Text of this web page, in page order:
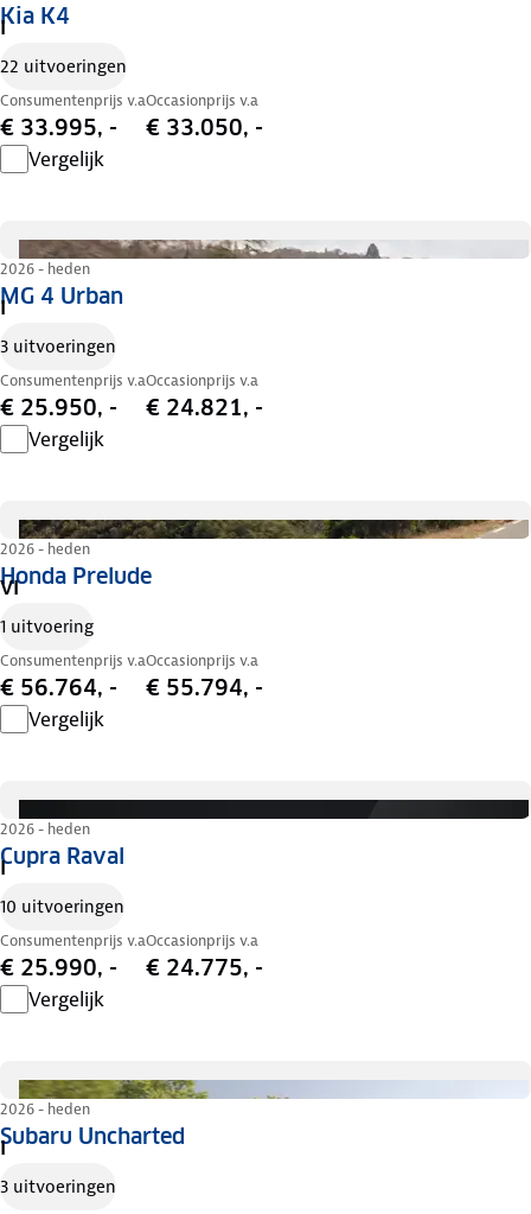
Kia K4
I
22 uitvoeringen
Consumentenprijs v.a
€ 33.995, -
Occasionprijs v.a
€ 33.050, -
Vergelijk
MG 4 Urban
2026 - heden
I
3 uitvoeringen
Consumentenprijs v.a
€ 25.950, -
Occasionprijs v.a
€ 24.821, -
Vergelijk
Honda Prelude
2026 - heden
VI
1 uitvoering
Consumentenprijs v.a
€ 56.764, -
Occasionprijs v.a
€ 55.794, -
Vergelijk
Cupra Raval
2026 - heden
I
10 uitvoeringen
Consumentenprijs v.a
€ 25.990, -
Occasionprijs v.a
€ 24.775, -
Vergelijk
Subaru Uncharted
2026 - heden
I
3 uitvoeringen